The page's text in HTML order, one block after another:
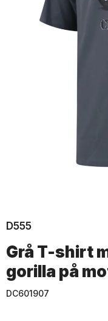
D555
Grå T-shirt
gorilla på
DC601907